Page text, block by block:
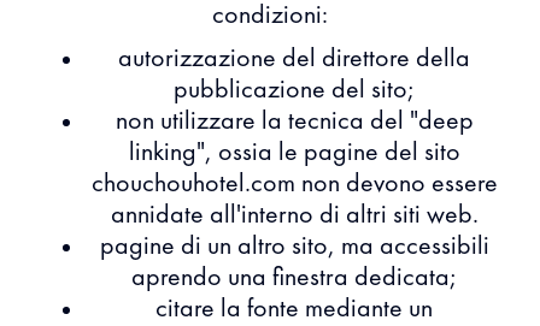
condizioni:
autorizzazione del direttore della
pubblicazione del sito;
non utilizzare la tecnica del "deep
linking", ossia le pagine del sito
chouchouhotel.com non devono essere
annidate all'interno di altri siti web.
pagine di un altro sito, ma accessibili
aprendo una finestra dedicata;
citare la fonte mediante un